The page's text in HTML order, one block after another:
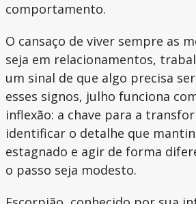
comportamento.
O cansaço de viver sempre as
seja em relacionamentos,
um sinal de que algo precisa
esses signos, julho funciona
inflexão: a chave para a
identificar o detalhe que
estagnado e agir de forma
o passo seja modesto.